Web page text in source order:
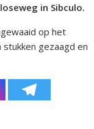
in Sibculo.
op het
gezaagd en